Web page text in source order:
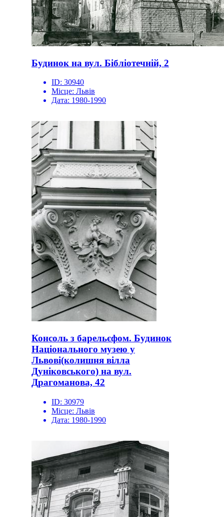
Будинок на вул. Бібліотечній, 2
ID: 30940
Місце: Львів
Дата: 1980-1990
Консоль з барельєфом. Будинок
Національного музею у
Львові(колишня вілла
Дуніковського) на вул.
Драгоманова, 42
ID: 30979
Місце: Львів
Дата: 1980-1990